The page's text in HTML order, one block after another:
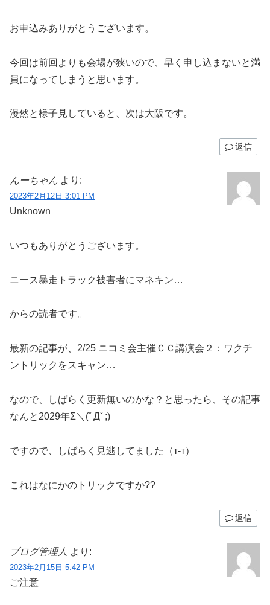
お申込みありがとうございます。
今回は前回よりも会場が狭いので、早く申し込まないと満
員になってしまうと思います。
漫然と様子見していると、次は大阪です。
返信
んーちゃん より:
2023年2月12日 3:01 PM
Unknown
いつもありがとうございます。
ニース暴走トラック被害者にマネキン…
からの読者です。
最新の記事が、2/25 ニコミ会主催ＣＣ講演会２：ワクチ
ントリックをスキャン…
なので、しばらく更新無いのかな？と思ったら、その記事
なんと2029年Σ＼(ﾟДﾟ;)
ですので、しばらく見逃してました（т-т）
これはなにかのトリックですか??
返信
ブログ管理人 より:
2023年2月15日 5:42 PM
ご注意